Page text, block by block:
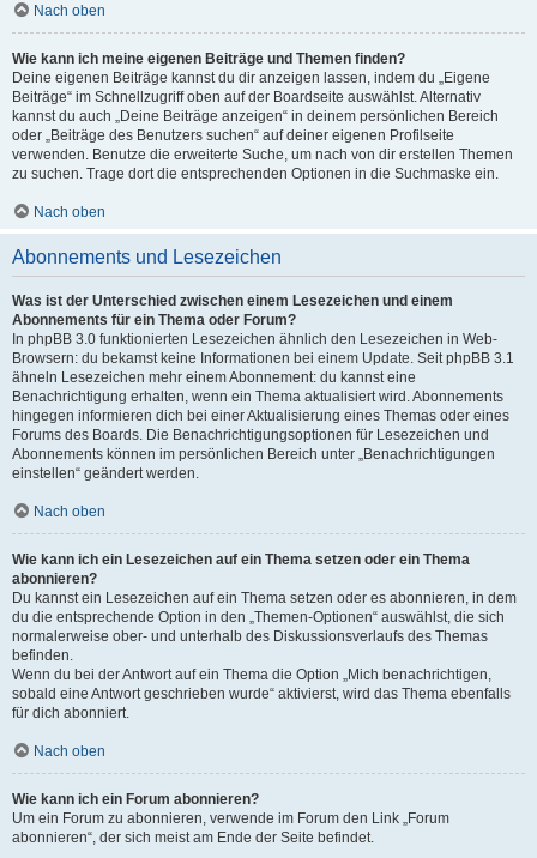
Nach oben
Wie kann ich meine eigenen Beiträge und Themen finden?
Deine eigenen Beiträge kannst du dir anzeigen lassen, indem du „Eigene
Beiträge“ im Schnellzugriff oben auf der Boardseite auswählst. Alternativ
kannst du auch „Deine Beiträge anzeigen“ in deinem persönlichen Bereich
oder „Beiträge des Benutzers suchen“ auf deiner eigenen Profilseite
verwenden. Benutze die erweiterte Suche, um nach von dir erstellen Themen
zu suchen. Trage dort die entsprechenden Optionen in die Suchmaske ein.
Nach oben
Abonnements und Lesezeichen
Was ist der Unterschied zwischen einem Lesezeichen und einem
Abonnements für ein Thema oder Forum?
In phpBB 3.0 funktionierten Lesezeichen ähnlich den Lesezeichen in Web-
Browsern: du bekamst keine Informationen bei einem Update. Seit phpBB 3.1
ähneln Lesezeichen mehr einem Abonnement: du kannst eine
Benachrichtigung erhalten, wenn ein Thema aktualisiert wird. Abonnements
hingegen informieren dich bei einer Aktualisierung eines Themas oder eines
Forums des Boards. Die Benachrichtigungsoptionen für Lesezeichen und
Abonnements können im persönlichen Bereich unter „Benachrichtigungen
einstellen“ geändert werden.
Nach oben
Wie kann ich ein Lesezeichen auf ein Thema setzen oder ein Thema
abonnieren?
Du kannst ein Lesezeichen auf ein Thema setzen oder es abonnieren, in dem
du die entsprechende Option in den „Themen-Optionen“ auswählst, die sich
normalerweise ober- und unterhalb des Diskussionsverlaufs des Themas
befinden.
Wenn du bei der Antwort auf ein Thema die Option „Mich benachrichtigen,
sobald eine Antwort geschrieben wurde“ aktivierst, wird das Thema ebenfalls
für dich abonniert.
Nach oben
Wie kann ich ein Forum abonnieren?
Um ein Forum zu abonnieren, verwende im Forum den Link „Forum
abonnieren“, der sich meist am Ende der Seite befindet.